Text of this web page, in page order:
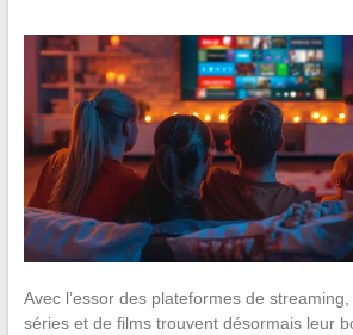
Avec l’essor des plateformes de
séries et de films trouvent désormais leur